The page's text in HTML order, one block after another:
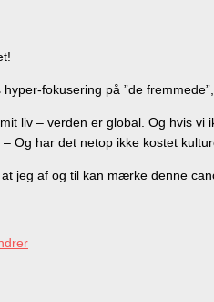
fokusering på ”de
liv – verden er global. Og hvis
Og har det netop ikke kostet
jeg af og til kan mærke denne